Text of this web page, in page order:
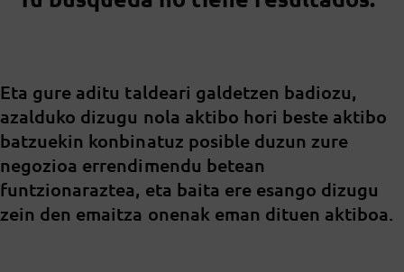
Eta gure aditu taldeari galdetzen badiozu,
azalduko dizugu nola aktibo hori beste aktibo
batzuekin konbinatuz posible duzun zure
negozioa errendimendu betean
funtzionaraztea, eta baita ere esango dizugu
zein den emaitza onenak eman dituen aktiboa.